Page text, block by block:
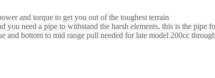
and torque to get you out of the toughest terrain
need a pipe to withstand the harsh elements, this is the pipe
and bottom to mid range pull needed for late model 200cc